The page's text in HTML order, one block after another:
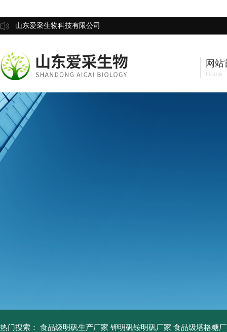
山东爱采生物科技有限公司
网站
Home
热门搜索： 食品级明矾生产厂家 钾明矾铵明矾厂家 食品级塔格糖